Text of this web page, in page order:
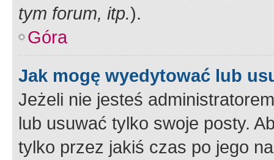
tym forum, itp.).
Góra
Jak mogę wyedytować lub
Jeżeli nie jesteś
lub usuwać tylko swoje posty.
tylko przez jakiś czas po jego